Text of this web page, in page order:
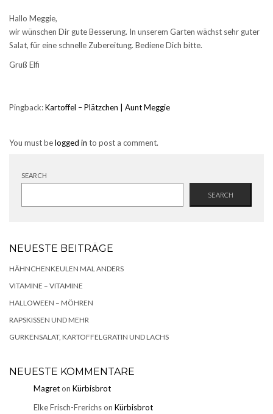
Hallo Meggie,
wir wünschen Dir gute Besserung. In unserem Garten wächst sehr guter
Salat, für eine schnelle Zubereitung. Bediene Dich bitte.
Gruß Elfi
Pingback:Kartoffel – Plätzchen | Aunt Meggie
You must belogged in to post a comment.
SEARCH
SEARCH
NEUESTE BEITRÄGE
HÄHNCHENKEULEN MAL ANDERS
VITAMINE – VITAMINE
HALLOWEEN – MÖHREN
RAPSKISSEN UND MEHR
GURKENSALAT, KARTOFFELGRATIN UND LACHS
NEUESTE KOMMENTARE
Magreton Kürbisbrot
Elke Frisch-Frerichson Kürbisbrot